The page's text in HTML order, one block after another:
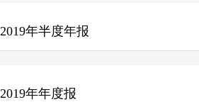
2019年半度年报
2019年年度报